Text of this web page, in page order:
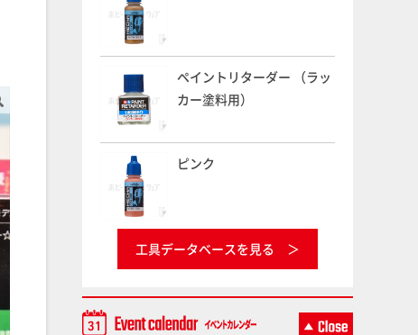
ペイントリターダー （ラッ
カー塗料用）
ピンク
工具データベースを見る